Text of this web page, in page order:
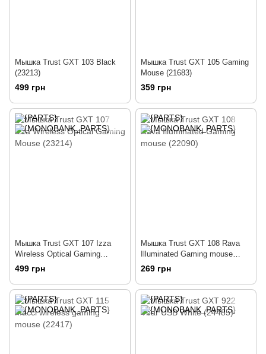
Мышка Trust GXT 103 Black
(23213)
499 грн
Мышка Trust GXT 105 Gaming
Mouse (21683)
359 грн
Мышка Trust GXT 107 Izza
Wireless Optical Gaming
Mouse (23214)
499 грн
Мышка Trust GXT 108 Rava
Illuminated Gaming mouse
(22090)
269 грн